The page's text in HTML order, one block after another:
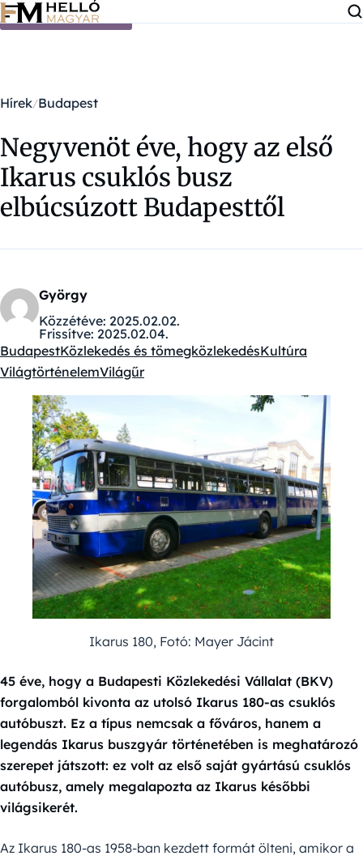
Ugrás a tartalomra
Hírek Budapest
Negyvenöt éve, hogy az első
Ikarus csuklós busz
elbúcsúzott Budapesttől
György
Közzétéve: 2025.02.02.
Frissítve: 2025.02.04.
Kategóriák:
BudapestKözlekedés és tömegközlekedésKultúra
VilágtörténelemVilágűr
Ikarus 180, Fotó: Mayer Jácint
45 éve, hogy a Budapesti Közlekedési Vállalat (BKV)
forgalomból kivonta az utolsó Ikarus 180-as csuklós
autóbuszt. Ez a típus nemcsak a főváros, hanem a
legendás Ikarus buszgyár történetében is meghatározó
szerepet játszott: ez volt az első saját gyártású csuklós
autóbusz, amely megalapozta az Ikarus későbbi
világsikerét.
Az Ikarus 180-as 1958-ban kezdett formát ölteni, amikor a